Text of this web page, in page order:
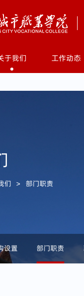
于我们 工作动态
们 > 部门职责
设置 部门职责